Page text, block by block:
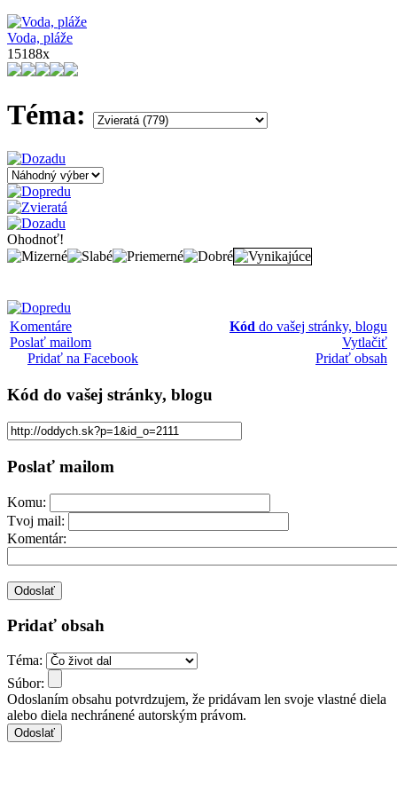
Voda, pláže
15188x
Téma:
Ohodnoť!
Komentáre
Poslať mailom
Pridať na Facebook
Kód do vašej stránky, blogu
Vytlačiť
Pridať obsah
Kód do vašej stránky, blogu
Poslať mailom
Komu:
Tvoj mail:
Komentár:
Pridať obsah
Téma:
Súbor:
Odoslaním obsahu potvrdzujem, že pridávam len svoje vlastné diela
alebo diela nechránené autorským právom.